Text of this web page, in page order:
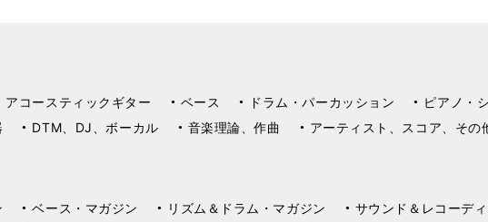
アコースティックギター ベース ドラム・パーカッション ピアノ・
DTM、DJ、ボーカル 音楽理論、作曲 アーティスト、スコア、その
ベース・マガジン リズム＆ドラム・マガジン
サウンド＆レコーデ